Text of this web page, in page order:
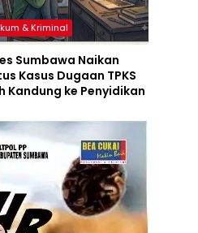
& Kriminal
Sumbawa Naikan
Kasus Dugaan TPKS
Kandung ke Penyidikan